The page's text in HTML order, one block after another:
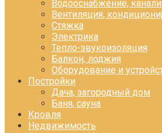
Водооснабжение,
Вентиляция,
Стяжка
Электрика
Тепло-звукоизоляция
Балкон, лоджия
Оборудование и
Постройки
Дача, загородный дом
Баня, сауна
Кровля
Недвижимость